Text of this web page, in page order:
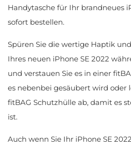
Handytasche für Ihr brandneues
sofort bestellen.
Spüren Sie die wertige Haptik
Ihres neuen iPhone SE 2022
und verstauen Sie es in einer
es nebenbei gesäubert wird oder
fitBAG Schutzhülle ab, damit es
ist.
Auch wenn Sie Ihr iPhone SE